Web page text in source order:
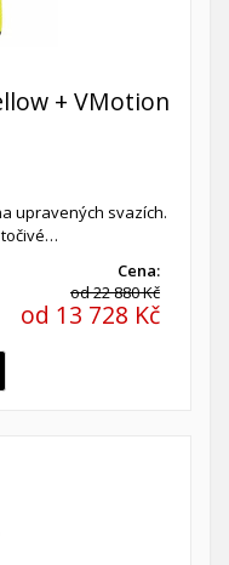
+ VMotion
upravených svazích.
Cena:
od 22 880 Kč
od 13 728 Kč